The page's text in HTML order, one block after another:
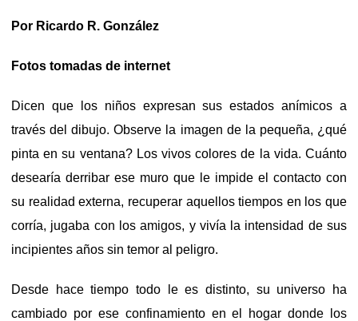
Por Ricardo R. González
Fotos tomadas de internet
Dicen que los niños expresan sus estados anímicos a
través del dibujo. Observe la imagen de la pequeña, ¿qué
pinta en su ventana? Los vivos colores de la vida. Cuánto
desearía derribar ese muro que le impide el contacto con
su realidad externa, recuperar aquellos tiempos en los que
corría, jugaba con los amigos, y vivía la intensidad de sus
incipientes años sin temor al peligro.
Desde hace tiempo todo le es distinto, su universo ha
cambiado por ese confinamiento en el hogar donde los